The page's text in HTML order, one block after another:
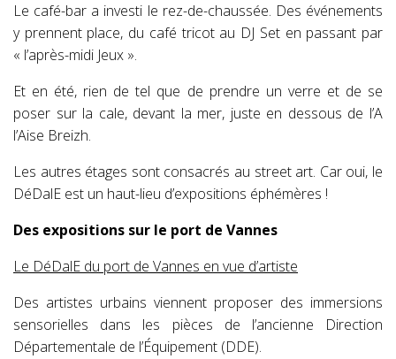
Le café-bar a investi le rez-de-chaussée. Des événements
y prennent place, du café tricot au DJ Set en passant par
« l’après-midi Jeux ».
Et en été, rien de tel que de prendre un verre et de se
poser sur la cale, devant la mer, juste en dessous de l’A
l’Aise Breizh.
Les autres étages sont consacrés au street art. Car oui, le
DéDalE est un haut-lieu d’expositions éphémères !
Des expositions sur le port de Vannes
Le DéDalE du port de Vannes en vue d’artiste
Des artistes urbains viennent proposer des immersions
sensorielles dans les pièces de l’ancienne Direction
Départementale de l’Équipement (DDE).